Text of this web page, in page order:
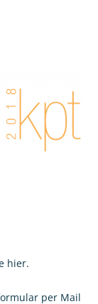
hier.
per Mail